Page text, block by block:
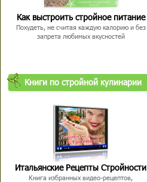
Как выстроить стройное питание
Похудеть, не считая каждую калорию и без
запрета любимых вкусностей
Книги по стройной кулинарии
Итальянские Рецепты Стройности
Книга избранных видео-рецептов,